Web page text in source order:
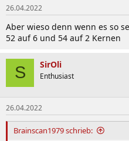
26.04.2022
Aber wieso denn wenn es so
52 auf 6 und 54 auf 2 Kernen
S SirOli
Enthusiast
26.04.2022
Brainscan1979 schrieb: